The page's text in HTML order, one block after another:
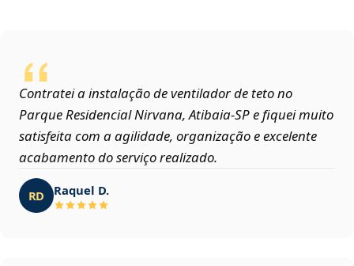
Contratei a instalação de ventilador de teto no
Parque Residencial Nirvana, Atibaia‑SP e fiquei muito
satisfeita com a agilidade, organização e excelente
acabamento do serviço realizado.
RD Raquel D.